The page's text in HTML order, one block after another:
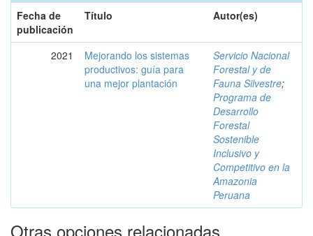
Fecha de
publicación
Título Autor(es)
2021
Mejorando los sistemas
productivos: guía para
una mejor plantación
Servicio Nacional
Forestal y de
Fauna Silvestre;
Programa de
Desarrollo
Forestal
Sostenible
Inclusivo y
Competitivo en la
Amazonia
Peruana
Otras opciones relacionadas